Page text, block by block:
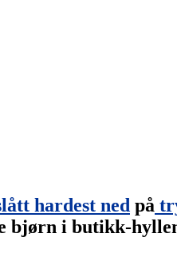
hardest ned på
bjørn i butikk-